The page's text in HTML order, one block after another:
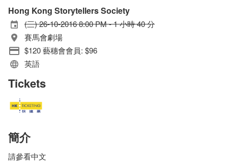
Hong Kong Storytellers Society
(三) 26-10-2016 8:00 PM - 1 小時 40 分
賽馬會劇場
$120 藝穗會會員: $96
英語
Tickets
簡介
請參看中文